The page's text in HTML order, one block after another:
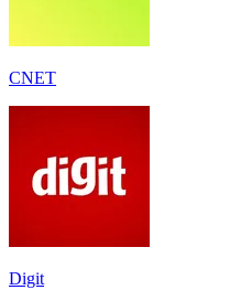
CNET
Digit